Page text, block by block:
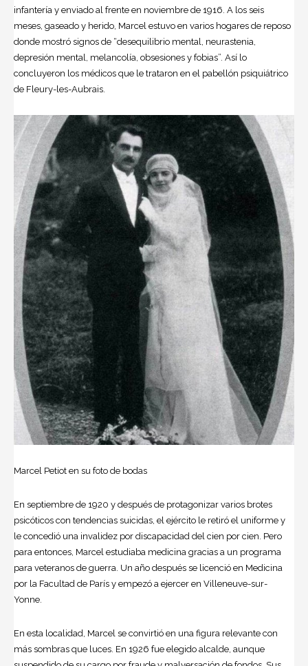
infantería y enviado al frente en noviembre de 1916. A los seis
meses, gaseado y herido, Marcel estuvo en varios hogares de reposo
donde mostró signos de “desequilibrio mental, neurastenia,
depresión mental, melancolía, obsesiones y fobias”. Así lo
concluyeron los médicos que le trataron en el pabellón psiquiátrico
de Fleury-les-Aubrais.
Marcel Petiot en su foto de bodas
En septiembre de 1920 y después de protagonizar varios brotes
psicóticos con tendencias suicidas, el ejército le retiró el uniforme y
le concedió una invalidez por discapacidad del cien por cien. Pero
para entonces, Marcel estudiaba medicina gracias a un programa
para veteranos de guerra. Un año después se licenció en Medicina
por la Facultad de París y empezó a ejercer en Villeneuve-sur-
Yonne.
En esta localidad, Marcel se convirtió en una figura relevante con
más sombras que luces. En 1926 fue elegido alcalde, aunque